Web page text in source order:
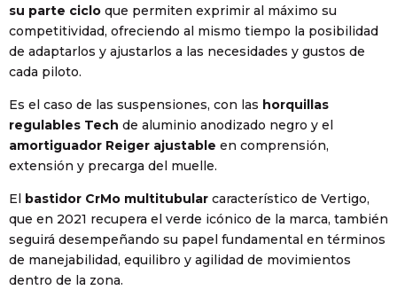
su parte ciclo que permiten exprimir al máximo su
competitividad, ofreciendo al mismo tiempo la posibilidad
de adaptarlos y ajustarlos a las necesidades y gustos de
cada piloto.
Es el caso de las suspensiones, con las horquillas
regulables Tech de aluminio anodizado negro y el
amortiguador Reiger ajustable en comprensión,
extensión y precarga del muelle.
El bastidor CrMo multitubular característico de Vertigo,
que en 2021 recupera el verde icónico de la marca, también
seguirá desempeñando su papel fundamental en términos
de manejabilidad, equilibro y agilidad de movimientos
dentro de la zona.